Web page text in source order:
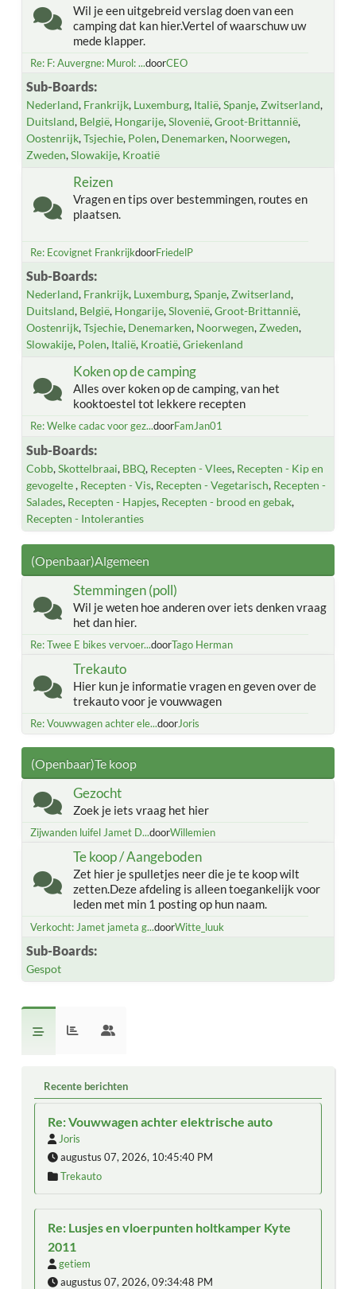
Wil je een uitgebreid verslag doen van een
camping dat kan hier.Vertel of waarschuw uw
mede klapper.
Re: F: Auvergne: Murol: ...doorCEO
Sub-Boards
Nederland Frankrijk Luxemburg Italië Spanje Zwitserland
Duitsland België Hongarije Slovenië Groot-Brittannië
Oostenrijk Tsjechie Polen Denemarken Noorwegen
Zweden Slowakije Kroatië
Reizen
Vragen en tips over bestemmingen, routes en
plaatsen.
Re: Ecovignet FrankrijkdoorFriedelP
Sub-Boards
Nederland Frankrijk Luxemburg Spanje Zwitserland
Duitsland België Hongarije Slovenië Groot-Brittannië
Oostenrijk Tsjechie Denemarken Noorwegen Zweden
Slowakije Polen Italië Kroatië Griekenland
Koken op de camping
Alles over koken op de camping, van het
kooktoestel tot lekkere recepten
Re: Welke cadac voor gez...doorFamJan01
Sub-Boards
Cobb Skottelbraai BBQ Recepten - Vlees Recepten - Kip en
gevogelte Recepten - Vis Recepten - Vegetarisch Recepten -
Salades Recepten - Hapjes Recepten - brood en gebak
Recepten - Intoleranties
(Openbaar)Algemeen
Stemmingen (poll)
Wil je weten hoe anderen over iets denken vraag
het dan hier.
Re: Twee E bikes vervoer...doorTago Herman
Trekauto
Hier kun je informatie vragen en geven over de
trekauto voor je vouwwagen
Re: Vouwwagen achter ele...doorJoris
(Openbaar)Te koop
Gezocht
Zoek je iets vraag het hier
Zijwanden luifel Jamet D...doorWillemien
Te koop / Aangeboden
Zet hier je spulletjes neer die je te koop wilt
zetten.Deze afdeling is alleen toegankelijk voor
leden met min 1 posting op hun naam.
Verkocht: Jamet jameta g...doorWitte_luuk
Sub-Boards
Gespot
Recente berichten
Re: Vouwwagen achter elektrische auto
Joris
augustus 07, 2026, 10:45:40 PM
Trekauto
Re: Lusjes en vloerpunten holtkamper Kyte
2011
getiem
augustus 07, 2026, 09:34:48 PM